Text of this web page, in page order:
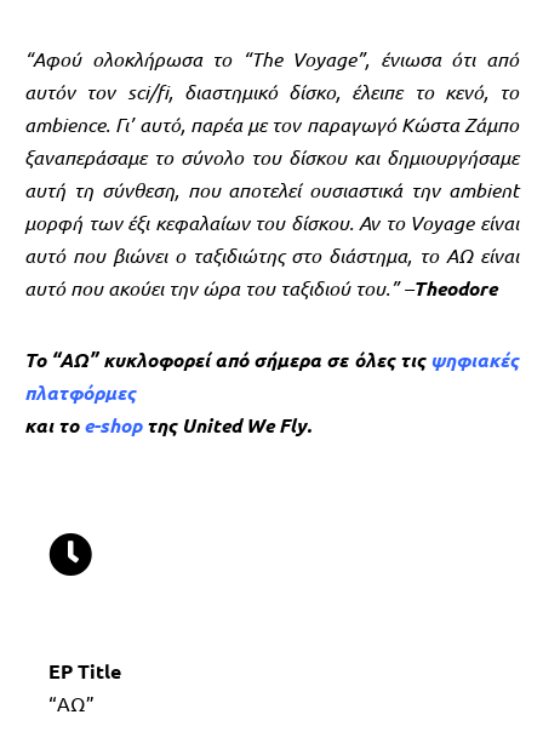
“Αφού ολοκλήρωσα το “The Voyage”, ένιωσα ότι από
αυτόν τον sci/fi, διαστημικό δίσκο, έλειπε το κενό, το
ambience. Γι’ αυτό, παρέα με τον παραγωγό Kώστα Ζάμπο
ξαναπεράσαμε το σύνολο του δίσκου και δημιουργήσαμε
αυτή τη σύνθεση, που αποτελεί ουσιαστικά την ambient
μορφή των έξι κεφαλαίων του δίσκου. Αν το Voyage είναι
αυτό που βιώνει ο ταξιδιώτης στο διάστημα, το ΑΩ είναι
αυτό που ακούει την ώρα του ταξιδιού του.” –Theodore
Το “ΑΩ” κυκλοφορεί από σήμερα σε όλες τιςψηφιακές
πλατφόρμες
και το e-shopτης United We Fly.
EP Title
“ΑΩ”